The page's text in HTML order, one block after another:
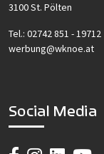
3100 St. Pölten
Tel.: 02742 851 - 19712
werbung@wknoe.at
Social Media